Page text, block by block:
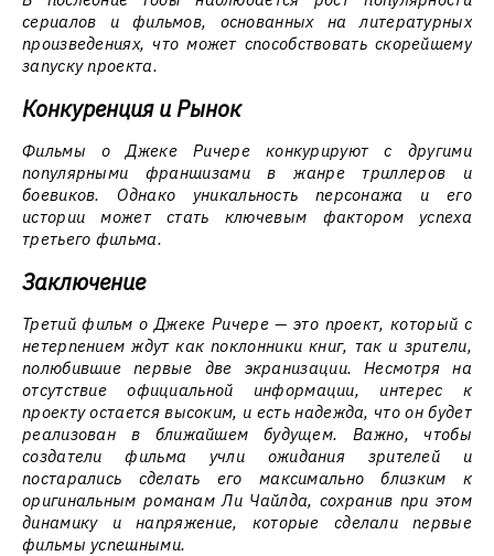
сериалов и фильмов, основанных на литературных
произведениях, что может способствовать скорейшему
запуску проекта.
Конкуренция и Рынок
Фильмы о Джеке Ричере конкурируют с другими
популярными франшизами в жанре триллеров и
боевиков. Однако уникальность персонажа и его
истории может стать ключевым фактором успеха
третьего фильма.
Заключение
Третий фильм о Джеке Ричере — это проект, который с
нетерпением ждут как поклонники книг, так и зрители,
полюбившие первые две экранизации. Несмотря на
отсутствие официальной информации, интерес к
проекту остается высоким, и есть надежда, что он будет
реализован в ближайшем будущем. Важно, чтобы
создатели фильма учли ожидания зрителей и
постарались сделать его максимально близким к
оригинальным романам Ли Чайлда, сохранив при этом
динамику и напряжение, которые сделали первые
фильмы успешными.